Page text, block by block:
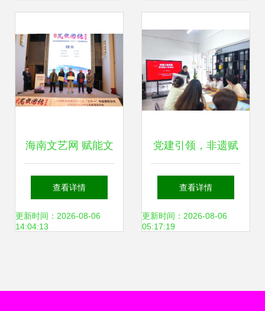
海南文艺网 赋能文
艺创作服务的创新
平台
查看详情
更新时间：2026-08-06
14:04:13
党建引领，非遗赋
能 | 大湾区文旅智
造研发中心非遗木
查看详情
更新时间：2026-08-06
05:17:19